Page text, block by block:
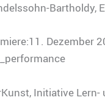
Bartholdy,
Dezember
Initiative Lern-